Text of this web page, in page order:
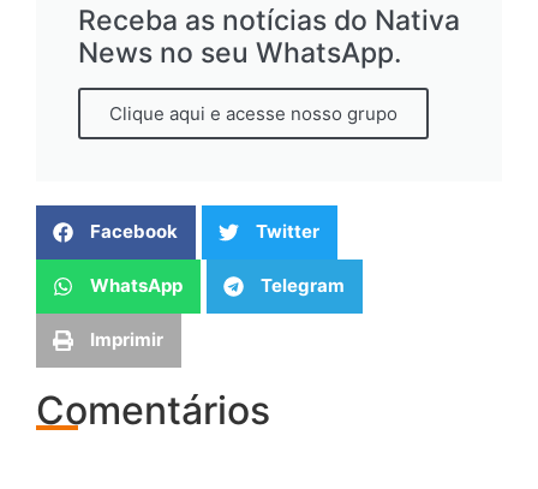
Receba as notícias do Nativa
News no seu WhatsApp.
Clique aqui e acesse nosso grupo
Facebook Twitter
WhatsApp Telegram
Imprimir
Comentários